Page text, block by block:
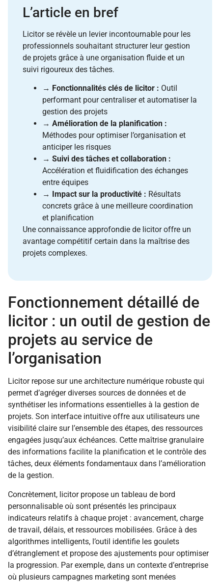
L’article en bref
Licitor se révèle un levier incontournable pour les
professionnels souhaitant structurer leur gestion
de projets grâce à une organisation fluide et un
suivi rigoureux des tâches.
→ Fonctionnalités clés de licitor : Outil
performant pour centraliser et automatiser la
gestion des projets
→ Amélioration de la planification :
Méthodes pour optimiser l’organisation et
anticiper les risques
→ Suivi des tâches et collaboration :
Accélération et fluidification des échanges
entre équipes
→ Impact sur la productivité : Résultats
concrets grâce à une meilleure coordination
et planification
Une connaissance approfondie de licitor offre un
avantage compétitif certain dans la maîtrise des
projets complexes.
Fonctionnement détaillé de
licitor : un outil de gestion de
projets au service de
l’organisation
Licitor repose sur une architecture numérique robuste qui
permet d’agréger diverses sources de données et de
synthétiser les informations essentielles à la gestion de
projets. Son interface intuitive offre aux utilisateurs une
visibilité claire sur l’ensemble des étapes, des ressources
engagées jusqu’aux échéances. Cette maîtrise granulaire
des informations facilite la planification et le contrôle des
tâches, deux éléments fondamentaux dans l’amélioration
de la gestion.
Concrètement, licitor propose un tableau de bord
personnalisable où sont présentés les principaux
indicateurs relatifs à chaque projet : avancement, charge
de travail, délais, et ressources mobilisées. Grâce à des
algorithmes intelligents, l’outil identifie les goulets
d’étranglement et propose des ajustements pour optimiser
la progression. Par exemple, dans un contexte d’entreprise
où plusieurs campagnes marketing sont menées